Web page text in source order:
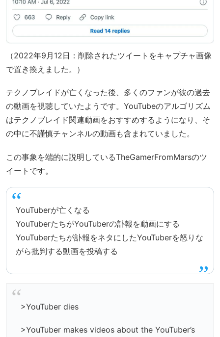
（2022年9月12日：削除されたツイートをキャプチャ画像
で置き換えました。）
テクノブレイドが亡くなった後、多くのファンが彼の過去
の動画を視聴していたようです。YouTubeのアルゴリズム
はテクノブレイド関連動画をおすすめするようになり、そ
の中に不謹慎チャンネルの動画も含まれていました。
この事象を端的に説明しているTheGamerFromMarsのツ
イートです。
YouTuberが亡くなる
YouTuberたちがYouTuberの訃報を動画にする
YouTuberたちが訃報をネタにしたYouTuberを怒りな
がら批判する動画を投稿する
>YouTuber dies
>YouTuber makes videos about the YouTuber’s